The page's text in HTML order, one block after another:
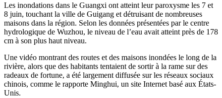
Les inondations dans le Guangxi ont atteint leur paroxysme les 7 et
8 juin, touchant la ville de Guigang et détruisant de nombreuses
maisons dans la région. Selon les données présentées par le centre
hydrologique de Wuzhou, le niveau de l’eau avait atteint près de 178
cm à son plus haut niveau.
Une vidéo montrant des routes et des maisons inondées le long de la
rivière, alors que des habitants tentaient de sortir à la rame sur des
radeaux de fortune, a été largement diffusée sur les réseaux sociaux
chinois, comme le rapporte Minghui, un site Internet basé aux États-
Unis.